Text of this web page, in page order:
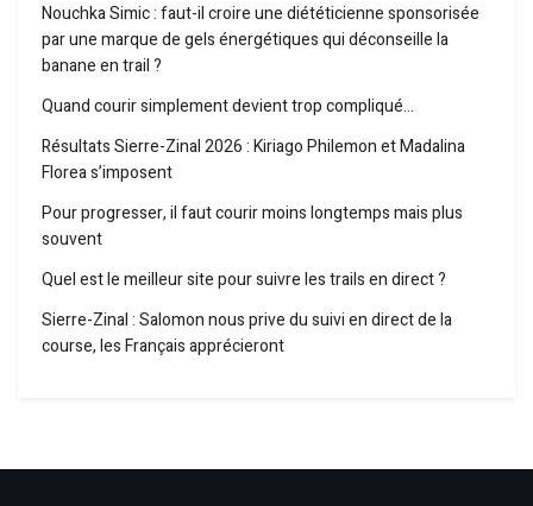
Nouchka Simic : faut-il croire une diététicienne sponsorisée
par une marque de gels énergétiques qui déconseille la
banane en trail ?
Quand courir simplement devient trop compliqué…
Résultats Sierre-Zinal 2026 : Kiriago Philemon et Madalina
Florea s’imposent
Pour progresser, il faut courir moins longtemps mais plus
souvent
Quel est le meilleur site pour suivre les trails en direct ?
Sierre-Zinal : Salomon nous prive du suivi en direct de la
course, les Français apprécieront